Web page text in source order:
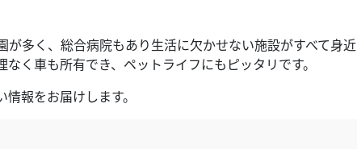
多く、総合病院もあり生活に欠かせない施設がすべて身近
く車も所有でき、ペットライフにもピッタリです。
報をお届けします。